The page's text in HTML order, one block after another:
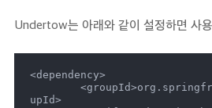
Undertow는 아래와 같이 설정하면 사
<dependency>
upId>